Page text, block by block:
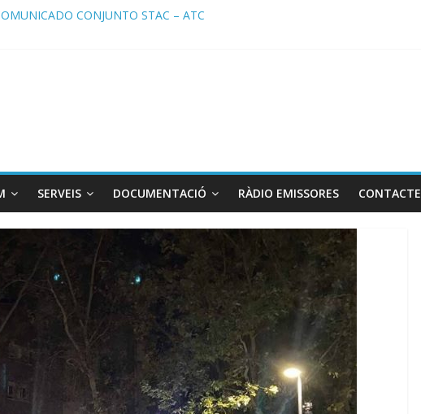
CONJUNTO STAC – ATC
SERVEIS DOCUMENTACIÓ RÀDIO EMISSORES CONTACTE